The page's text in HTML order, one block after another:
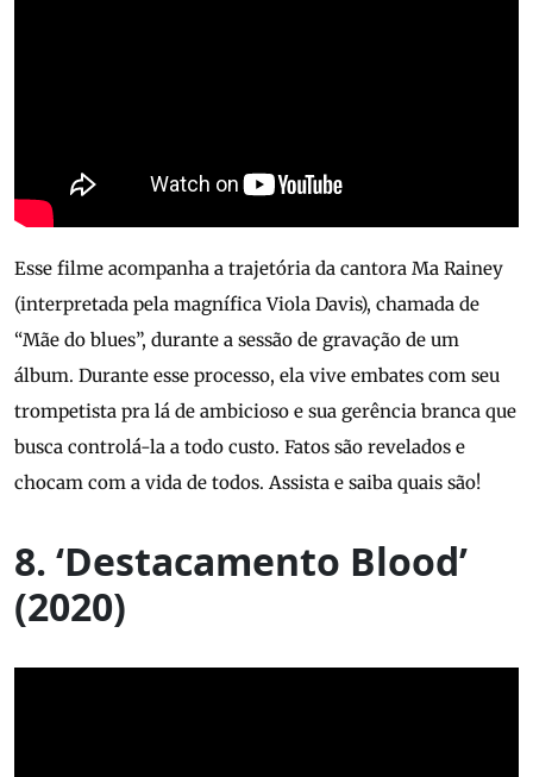
Esse filme acompanha a trajetória da cantora Ma Rainey
(interpretada pela magnífica Viola Davis), chamada de
“Mãe do blues”, durante a sessão de gravação de um
álbum. Durante esse processo, ela vive embates com seu
trompetista pra lá de ambicioso e sua gerência branca que
busca controlá-la a todo custo. Fatos são revelados e
chocam com a vida de todos. Assista e saiba quais são!
8. ‘Destacamento Blood’
(2020)